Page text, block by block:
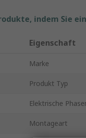
indem Sie
Eigenschaft
Marke
Produkt Typ
Elektrische
Montageart